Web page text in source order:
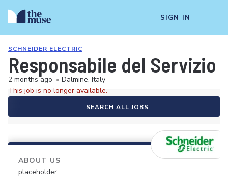
SIGN IN
SCHNEIDER ELECTRIC
Responsabile del Servizio
2 months ago • Dalmine, Italy
This job is no longer available.
SEARCH ALL JOBS
ABOUT US
placeholder